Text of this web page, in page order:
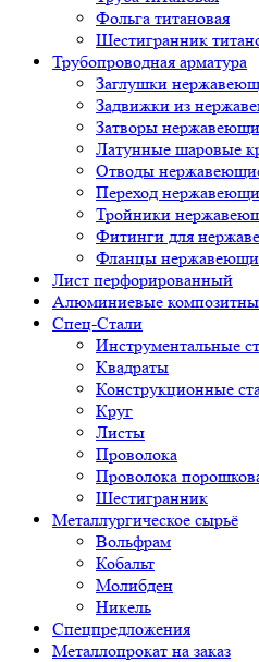
Фольга титановая
Шестигранник
Трубопроводная арматура
Заглушки
Задвижки из
Затворы
Латунные шаровые
Отводы
Переход
Тройники
Фитинги для
Фланцы
Лист перфорированный
Алюминиевые
Спец-Стали
Инструментальные
Квадраты
Конструкционные
Круг
Листы
Проволока
Проволока
Шестигранник
Металлургическое сырьё
Вольфрам
Кобальт
Молибден
Никель
Спецпредложения
Металлопрокат на заказ